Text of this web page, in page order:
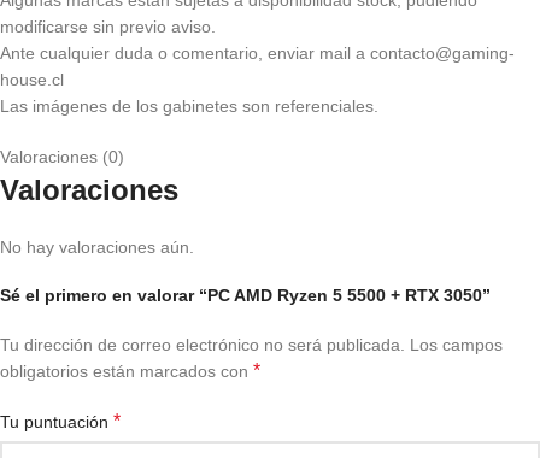
modificarse sin previo aviso.
Ante cualquier duda o comentario, enviar mail a contacto@gaming-
house.cl
Las imágenes de los gabinetes son referenciales.
Valoraciones (0)
Valoraciones
No hay valoraciones aún.
Sé el primero en valorar “PC AMD Ryzen 5 5500 + RTX 3050”
Tu dirección de correo electrónico no será publicada.
Los campos
obligatorios están marcados con *
Tu puntuación *